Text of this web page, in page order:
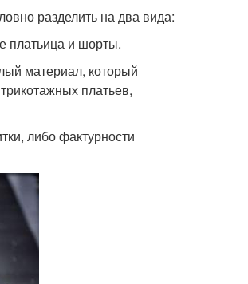
разделить на два вида:
платьица и шорты.
материал, который
платьев,
либо фактурности